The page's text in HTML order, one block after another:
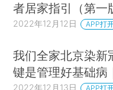
者居家指引（第一
2022年12月12日 APP打
我们全家北京染新
键是管理好基础病
2022年12月13日 APP打